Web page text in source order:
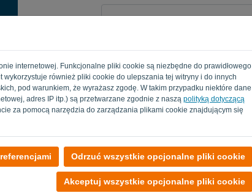
internetowej. Funkcjonalne pliki cookie są niezbędne do prawidłowego
również pliki cookie do ulepszania tej witryny i do innych
pod warunkiem, że wyrażasz zgodę. W takim przypadku niektóre dane
adres IP itp.) są przetwarzane zgodnie z naszą polityką dotyczącą
za pomocą narzędzia do zarządzania plikami cookie znajdującym się
Odrzuć wszystkie opcjonalne pliki cookie
Akceptuj wszystkie opcjonalne pliki cookie
Przypomnij mi
ZALOGUJ SIĘ